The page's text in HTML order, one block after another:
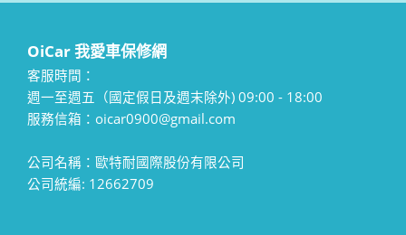
OiCar 我愛車保修網
客服時間：
週一至週五（國定假日及週末除外) 09:00 - 18:00
服務信箱：oicar0900@gmail.com
公司名稱：歐特耐國際股份有限公司
公司統編: 12662709